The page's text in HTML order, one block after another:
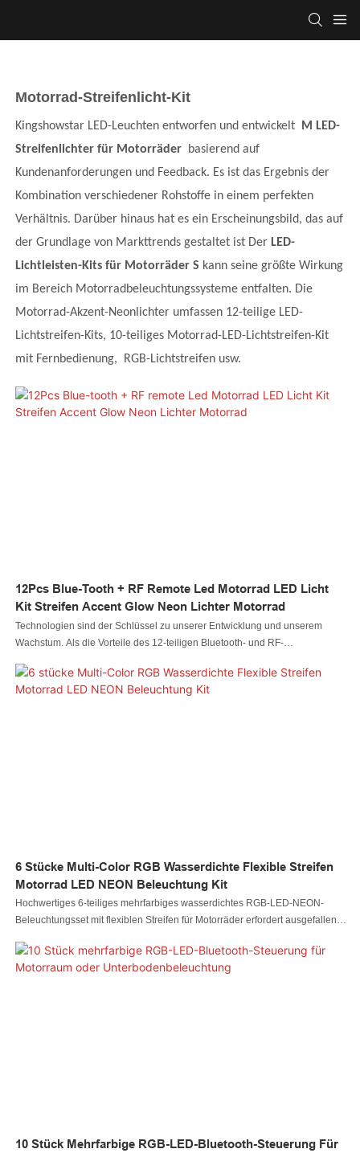
Motorrad-Streifenlicht-Kit
Kingshowstar LED-Leuchten entworfen und entwickelt M
LED-
Streifenlichter für Motorräder
basierend auf
Kundenanforderungen und Feedback. Es ist das Ergebnis der
Kombination verschiedener Rohstoffe in einem perfekten
Verhältnis. Darüber hinaus hat es ein Erscheinungsbild, das auf
der Grundlage von Markttrends gestaltet ist Der LED-
Lichtleisten-Kits für MotorräderS kann seine größte Wirkung
im Bereich Motorradbeleuchtungssysteme entfalten. Die
Motorrad-Akzent-Neonlichter umfassen 12-teilige LED-
Lichtstreifen-Kits, 10-teiliges Motorrad-LED-Lichtstreifen-Kit
mit Fernbedienung, RGB-Lichtstreifen usw.
12Pcs Blue-Tooth + RF Remote Led Motorrad LED Licht
Kit Streifen Accent Glow Neon Lichter Motorrad
Technologien sind der Schlüssel zu unserer Entwicklung und unserem
Wachstum. Als die Vorteile des 12-teiligen Bluetooth- und RF-
Neonlichtern für Motorräder entdeckt wurden, haben sich auch seine
Anwendungsbereiche erheblich erweitert. Im Bereich der
6 Stücke Multi-Color RGB Wasserdichte Flexible Streifen
Motorrad LED NEON Beleuchtung Kit
Hochwertiges 6-teiliges mehrfarbiges wasserdichtes RGB-LED-NEON-
Beleuchtungsset mit flexiblen Streifen für Motorräder erfordert ausgefallene
optimiert und sie auf den Herstellungsprozess angewendet, wodurch auch
Kosten und Zeit gespart wurden. Es hat seinen Wert im Bereich der
10 Stück Mehrfarbige RGB-LED-Bluetooth-Steuerung Für